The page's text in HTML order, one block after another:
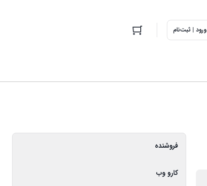
ورود | ثبت‌نام
فروشنده
کارو وب